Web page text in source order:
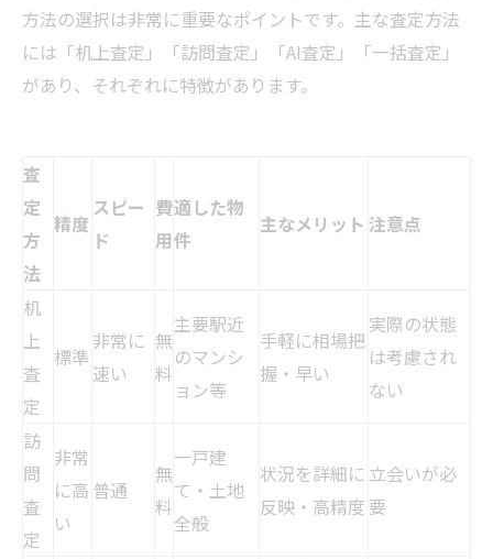
方法の選択は非常に重要なポイントです。主な査定方法
には「机上査定」「訪問査定」「AI査定」「一括査定」
があり、それぞれに特徴があります。
査
定
方
法
精度
スピー
ド
費
用
適した物
件
主なメリット 注意点
机
上
査
定
標準
非常に
速い
無
料
主要駅近
のマンシ
ョン等
手軽に相場把
握・早い
実際の状態
は考慮され
ない
訪
問
査
定
非常
に高
い
普通
無
料
一戸建
て・土地
全般
状況を詳細に
反映・高精度
立会いが必
要